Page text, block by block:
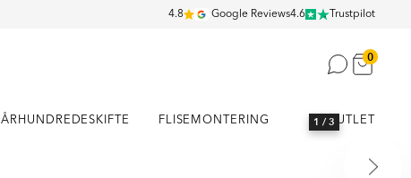
4.8 Google Reviews4.6 Trustpilot
0
ÅRHUNDREDESKIFTE FLISEMONTERING OUTLET
1 / 3